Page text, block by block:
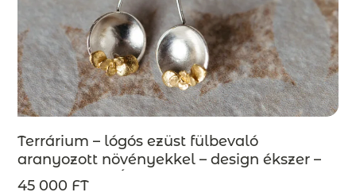
Terrárium – lógós ezüst fülbevaló
aranyozott növényekkel – design ékszer –
MEGRENDELÉSRE
45 000 FT